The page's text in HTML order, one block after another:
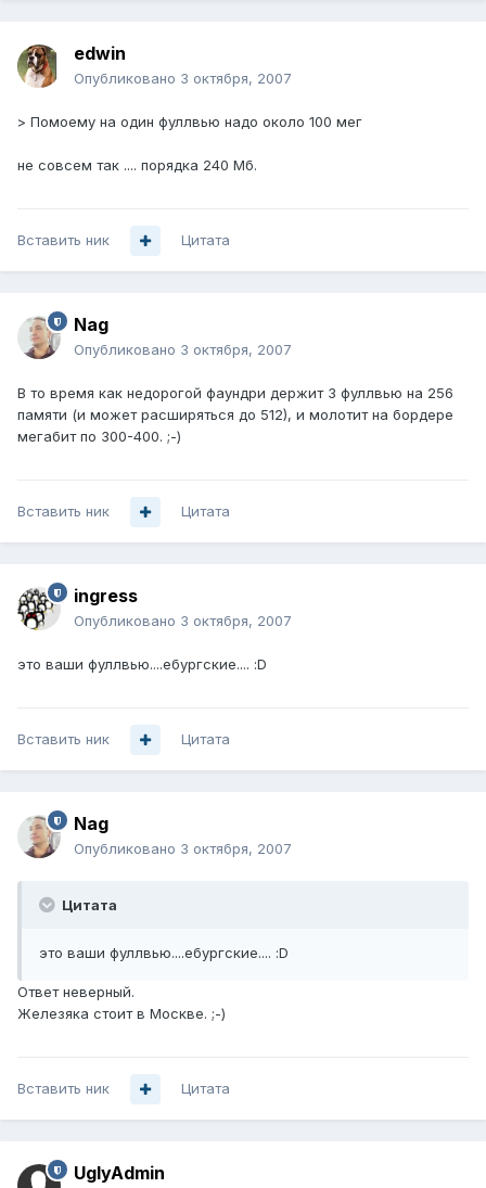
edwin
Опубликовано 3 октября, 2007
> Помоему на один фуллвью надо около 100 мег
не совсем так .... порядка 240 Мб.
Вставить ник Цитата
Nag
Опубликовано 3 октября, 2007
В то время как недорогой фаундри держит 3 фуллвью на 256
памяти (и может расширяться до 512), и молотит на бордере
мегабит по 300-400. ;-)
Вставить ник Цитата
ingress
Опубликовано 3 октября, 2007
это ваши фуллвью....ебургские.... :D
Вставить ник Цитата
Nag
Опубликовано 3 октября, 2007
Цитата
это ваши фуллвью....ебургские.... :D
Ответ неверный.
Железяка стоит в Москве. ;-)
Вставить ник Цитата
UglyAdmin